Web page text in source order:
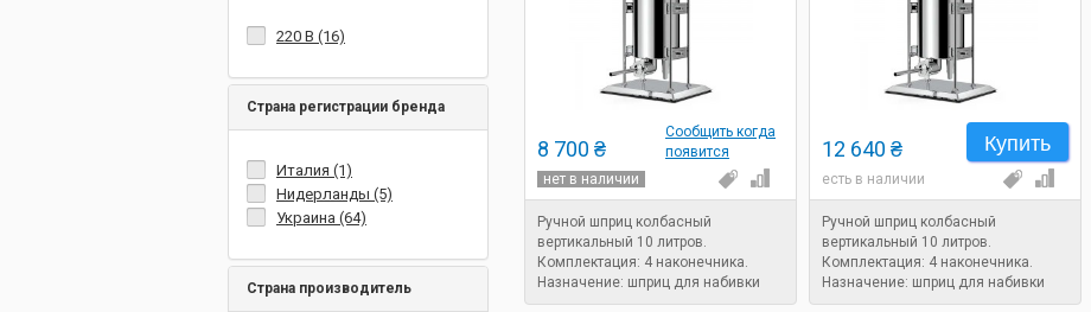
Сообщить когда
появится
8 700 ₴
нет в наличии
Ручной шприц колбасный
вертикальный 10 литров.
Комплектация: 4 наконечника.
Назначение: шприц для набивки
колбасы.
Купить
12 640 ₴
есть в наличии
Ручной шприц колбасный
вертикальный 10 литров.
Комплектация: 4 наконечника.
Назначение: шприц для набивки
колбасы.
220 В (16)
Страна регистрации бренда
Италия (1)
Нидерланды (5)
Украина (64)
Страна производитель